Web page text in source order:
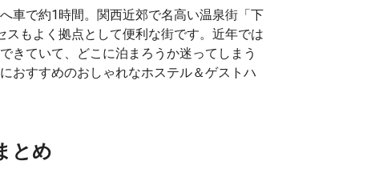
車で約1時間。関西近郊で名高い温泉街「下
もよく拠点として便利な街です。近年では
きていて、どこに泊まろうか迷ってしまう
おすすめのおしゃれなホステル＆ゲストハ
とめ